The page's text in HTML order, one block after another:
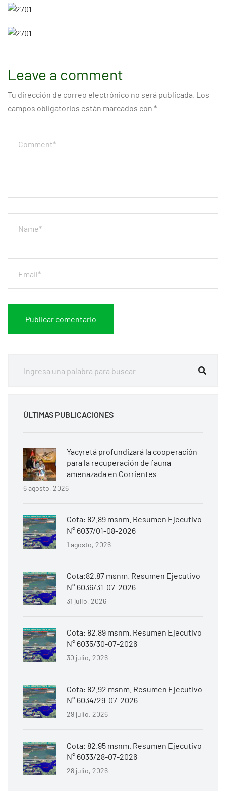
Leave a comment
Tu dirección de correo electrónico no será publicada. Los
campos obligatorios están marcados con *
ÚLTIMAS PUBLICACIONES
Yacyretá profundizará la cooperación
para la recuperación de fauna
amenazada en Corrientes
6 agosto, 2026
Cota: 82.89 msnm. Resumen Ejecutivo
N° 6037/01-08-2026
1 agosto, 2026
Cota:82.87 msnm. Resumen Ejecutivo
N° 6036/31-07-2026
31 julio, 2026
Cota: 82.89 msnm. Resumen Ejecutivo
N° 6035/30-07-2026
30 julio, 2026
Cota: 82.92 msnm. Resumen Ejecutivo
N° 6034/29-07-2026
29 julio, 2026
Cota: 82.95 msnm. Resumen Ejecutivo
N° 6033/28-07-2026
28 julio, 2026